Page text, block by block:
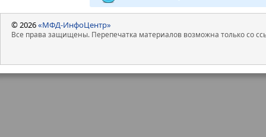
© 2026«МФД-ИнфоЦентр»
Все права защищены. Перепечатка материалов возможна только со